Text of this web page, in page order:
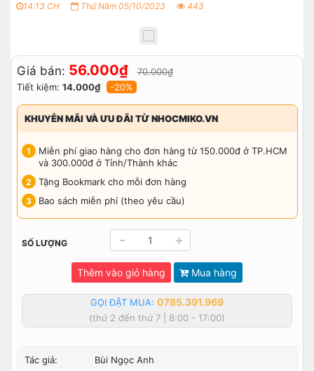
14:13 CH Thứ Năm 05/10/2023 443
Giá bán: 56.000₫
70.000₫
Tiết kiệm: 14.000₫ -20%
KHUYỄN MÃI VÀ ƯU ĐÃI TỪ NHOCMIKO.VN
Miễn phí giao hàng cho đơn hàng từ 150.000đ ở TP.HCM
và 300.000đ ở Tỉnh/Thành khác
Tặng Bookmark cho mỗi đơn hàng
Bao sách miễn phí (theo yêu cầu)
SỐ LƯỢNG - +
Thêm vào giỏ hàng Mua hàng
GỌI ĐẶT MUA: 0785.391.969
(thứ 2 đến thứ 7 | 8:00 - 17:00)
Tác giả: Bùi Ngọc Anh